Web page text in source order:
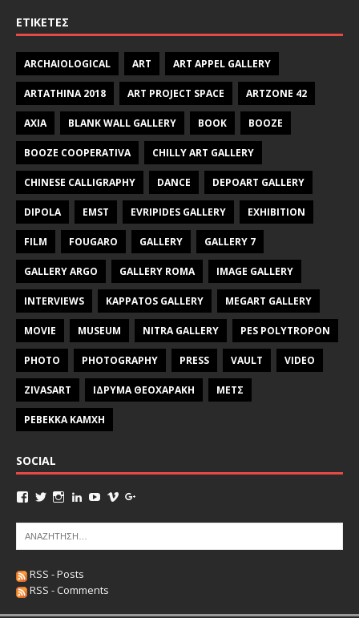
ΕΤΙΚΈΤΕΣ
ARCHAIOLOGICAL ART ART APPEL GALLERY
ARTATHINA 2018 ART PROJECT SPACE ARTZONE 42
AXIA BLANK WALL GALLERY BOOK BOOZE
BOOZE COOPERATIVA CHILLY ART GALLERY
CHINESE CALLIGRAPHY DANCE DEPOART GALLERY
DIPOLA EMST EVRIPIDES GALLERY EXHIBITION
FILM FOUGARO GALLERY GALLERY 7
GALLERY ARGO GALLERY ROMA IMAGE GALLERY
INTERVIEWS KAPPATOS GALLERY MEGART GALLERY
MOVIE MUSEUM NITRA GALLERY PES POLYTROPON
PHOTO PHOTOGRAPHY PRESS VAULT VIDEO
ZIVASART ΙΔΡΥΜΑ ΘΕΟΧΑΡΑΚΗ ΜΕΤΣ
ΡΕΒΕΚΚΑ ΚΑΜΧΗ
SOCIAL
RSS - Posts
RSS - Comments